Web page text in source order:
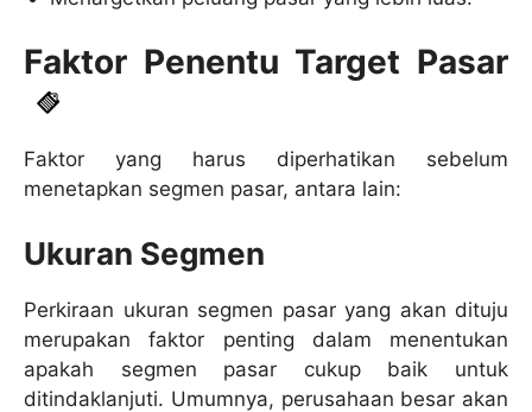
Faktor Penentu Target Pasar
Faktor yang harus diperhatikan sebelum
menetapkan segmen pasar, antara lain:
Ukuran Segmen
Perkiraan ukuran segmen pasar yang akan dituju
merupakan faktor penting dalam menentukan
apakah segmen pasar cukup baik untuk
ditindaklanjuti. Umumnya, perusahaan besar akan